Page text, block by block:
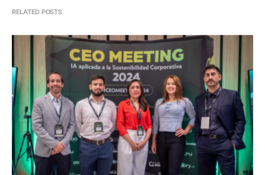
RELATED POSTS